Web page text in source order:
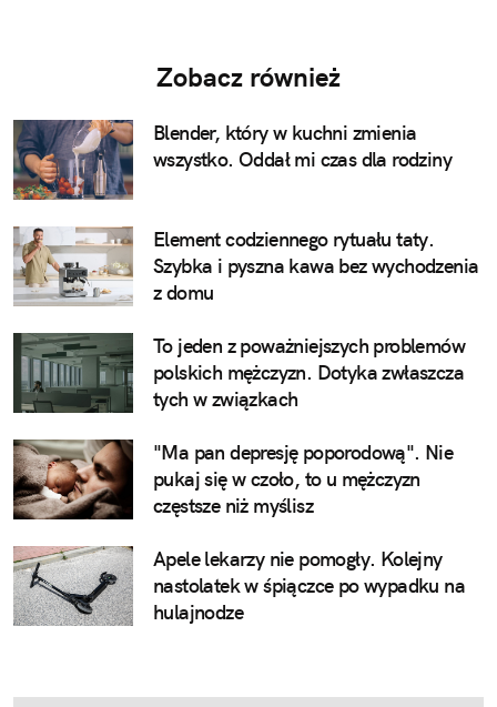
Zobacz również
Blender, który w kuchni zmienia
wszystko. Oddał mi czas dla rodziny
Element codziennego rytuału taty.
Szybka i pyszna kawa bez wychodzenia
z domu
To jeden z poważniejszych problemów
polskich mężczyzn. Dotyka zwłaszcza
tych w związkach
"Ma pan depresję poporodową". Nie
pukaj się w czoło, to u mężczyzn
częstsze niż myślisz
Apele lekarzy nie pomogły. Kolejny
nastolatek w śpiączce po wypadku na
hulajnodze